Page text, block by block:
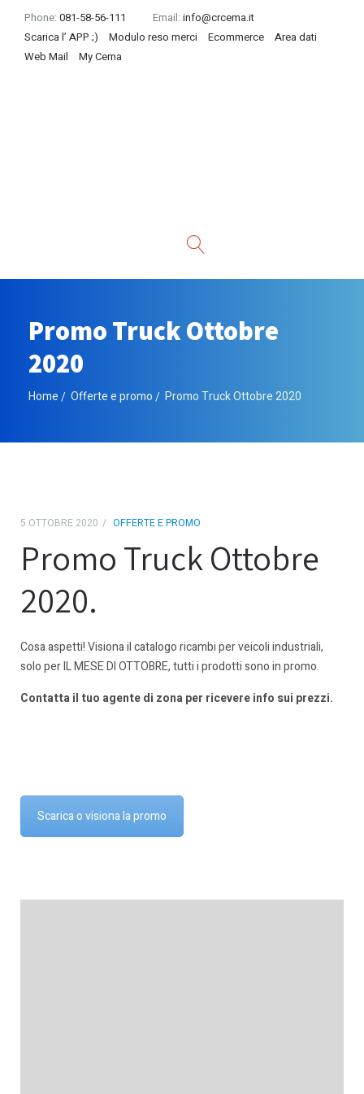
Phone: 081-58-56-111 Email: info@crcema.it
Scarica l’ APP ;)
Modulo reso merci Ecommerce
Area dati
Web Mail
My Cema
Promo Truck Ottobre
2020
Home Offerte e promo Promo Truck Ottobre 2020
5 OTTOBRE 2020 OFFERTE E PROMO
Promo Truck Ottobre
2020.
Cosa aspetti! Visiona il catalogo ricambi per veicoli industriali,
solo per IL MESE DI OTTOBRE, tutti i prodotti sono in promo.
Contatta il tuo agente di zona per ricevere info sui prezzi.
Scarica o visiona la promo